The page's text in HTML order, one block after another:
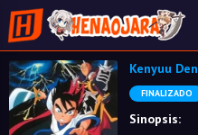
Kenyuu
FINALIZADO
Sinopsis: